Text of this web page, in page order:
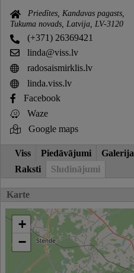
Priedītes, Kandavas pagasts,
Tukuma novads, Latvija, LV-3120
(+371) 26369421
linda@viss.lv
radosaismirklis.lv
linda.viss.lv
Facebook
Waze
Google maps
Viss Piedāvājumi Galerija
Raksti
Sludinājumi
Karte
+
−